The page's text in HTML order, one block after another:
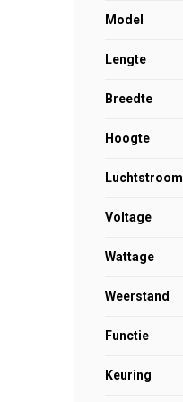
Model
Lengte
Breedte
Hoogte
Luchtstroom
Voltage
Wattage
Weerstand
Functie
Keuring